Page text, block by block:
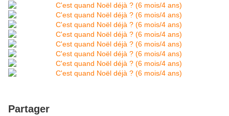
Partager